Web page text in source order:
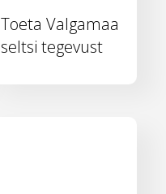
Toeta Valgamaa
seltsi tegevust